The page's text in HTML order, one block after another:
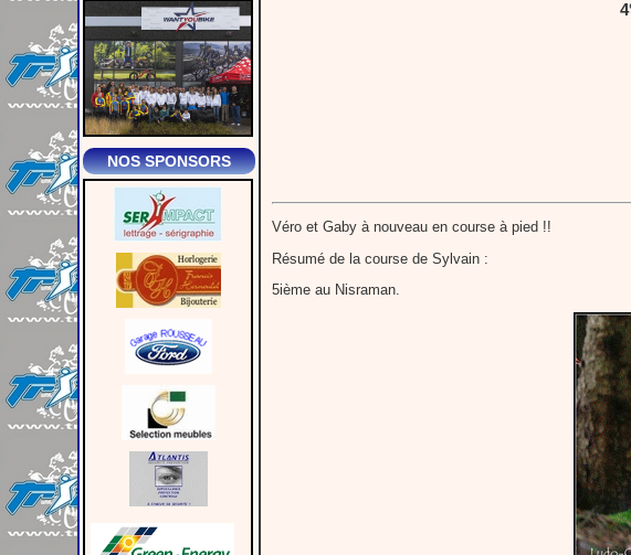
NOS SPONSORS
Véro et Gaby à nouveau en course à pied !!
Résumé de la course de Sylvain :
5ième au Nisraman.